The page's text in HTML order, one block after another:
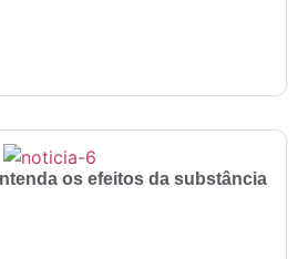
os efeitos da substância